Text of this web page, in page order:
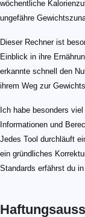
wöchentliche
ungefähre
Dieser Rechner ist
Einblick in ihre
erkannte schnell den
ihrem Weg zur
Ich habe besonders
Informationen und
Jedes Tool durchläuft
ein gründliches
Standards erfährst du